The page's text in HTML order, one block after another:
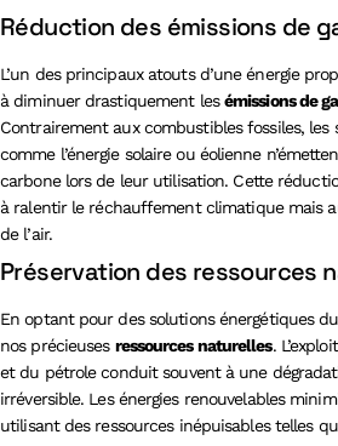
Réduction des émissions de
L’un des principaux atouts d’une énergie
à diminuer drastiquement lesémissions de
Contrairement aux combustibles fossiles, les
comme l’énergie solaire ou éolienne
carbone lors de leur utilisation. Cette
à ralentir le réchauffement climatique mais
de l’air.
Préservation des ressources
En optant pour des solutions énergétiques
nos précieuses ressources naturelles.
et du pétrole conduit souvent à une
irréversible. Les énergies renouvelables
utilisant des ressources inépuisables telles